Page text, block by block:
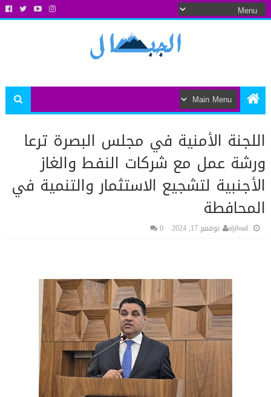
اللجنة الأمنية في مجلس البصرة ترعا
ورشة عمل مع شركات النفط والغاز
الأجنبية لتشجيع الاستثمار والتنمية في
المحافطة
aljibaal نوفمبر 17, 2024 0